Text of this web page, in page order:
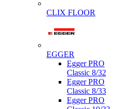
CLIX FLOOR
EGGER
Egger PRO
Classic 8/32
Egger PRO
Classic 8/33
Egger PRO